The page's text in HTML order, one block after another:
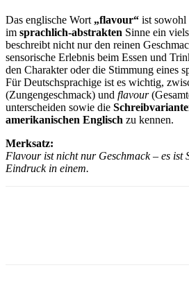
Das englische Wort „flavour“ ist sowohl
im sprachlich-abstrakten Sinne ein
beschreibt nicht nur den reinen
sensorische Erlebnis beim Essen und
den Charakter oder die Stimmung eines
Für Deutschsprachige ist es wichtig,
(Zungengeschmack) und flavour
unterscheiden sowie die
amerikanischen Englisch zu kennen.
Merksatz:
Flavour ist nicht nur Geschmack – es ist
Eindruck in einem.